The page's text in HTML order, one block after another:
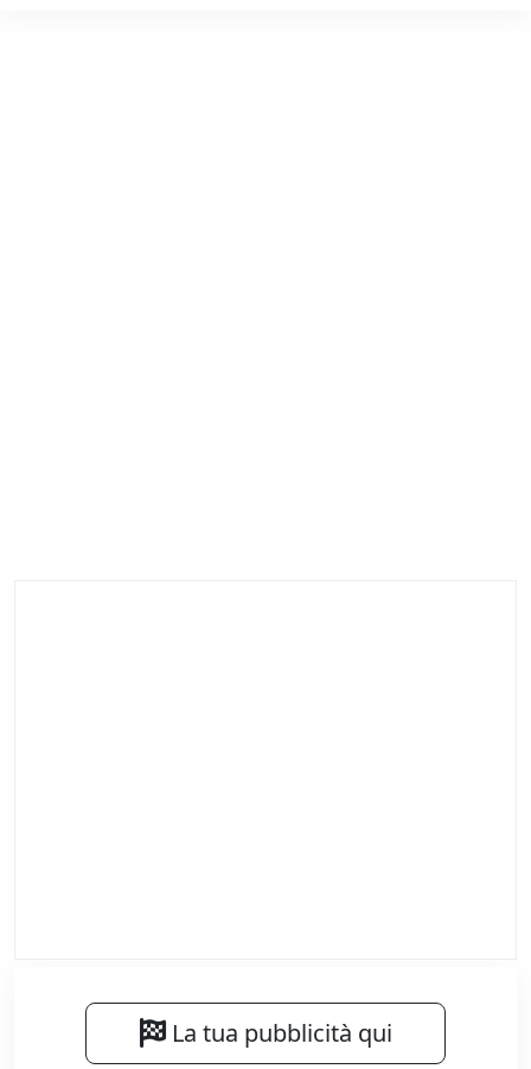
La tua pubblicità qui